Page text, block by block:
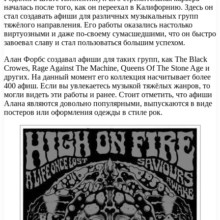
началась после того, как он переехал в Калифорнию. Здесь он
стал создавать афиши для различных музыкальных групп
тяжёлого направления. Его работы оказались настолько
виртуозными и даже по-своему сумасшедшими, что он быстро
завоевал славу и стал пользоваться большим успехом.
Алан Форбс создавал афиши для таких групп, как The Black
Crowes, Rage Against The Machine, Queens Of The Stone Age и
других. На данный момент его коллекция насчитывает более
400 афиш. Если вы увлекаетесь музыкой тяжёлых жанров, то
могли видеть эти работы и ранее. Стоит отметить, что афиши
Алана являются довольно популярными, выпускаются в виде
постеров или оформления одежды в стиле рок.